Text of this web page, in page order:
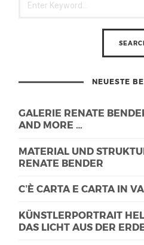
NEUESTE
GALERIE RENATE
AND MORE …
MATERIAL UND
RENATE BENDER
C’È CARTA E CARTA IN
KÜNSTLERPORTRAIT
DAS LICHT AUS DER